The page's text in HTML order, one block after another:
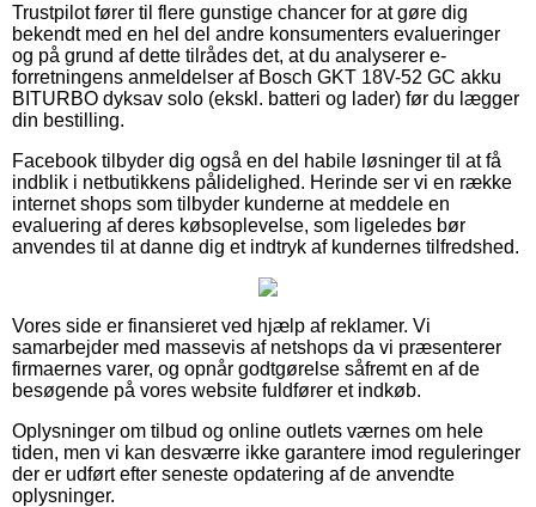
Trustpilot fører til flere gunstige chancer for at gøre dig
bekendt med en hel del andre konsumenters evalueringer
og på grund af dette tilrådes det, at du analyserer e-
forretningens anmeldelser af Bosch GKT 18V-52 GC akku
BITURBO dyksav solo (ekskl. batteri og lader) før du lægger
din bestilling.
Facebook tilbyder dig også en del habile løsninger til at få
indblik i netbutikkens pålidelighed. Herinde ser vi en række
internet shops som tilbyder kunderne at meddele en
evaluering af deres købsoplevelse, som ligeledes bør
anvendes til at danne dig et indtryk af kundernes tilfredshed.
Vores side er finansieret ved hjælp af reklamer. Vi
samarbejder med massevis af netshops da vi præsenterer
firmaernes varer, og opnår godtgørelse såfremt en af de
besøgende på vores website fuldfører et indkøb.
Oplysninger om tilbud og online outlets værnes om hele
tiden, men vi kan desværre ikke garantere imod reguleringer
der er udført efter seneste opdatering af de anvendte
oplysninger.